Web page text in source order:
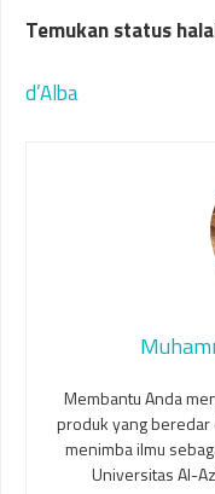
Temukan status
d’Alba
Membantu Anda
produk yang beredar
menimba ilmu
Universitas Al-